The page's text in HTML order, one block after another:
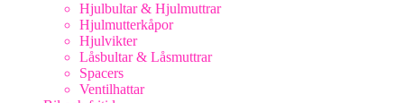
Hjulbultar & Hjulmuttrar
Hjulmutterkåpor
Hjulvikter
Låsbultar & Låsmuttrar
Spacers
Ventilhattar